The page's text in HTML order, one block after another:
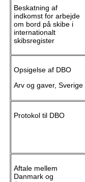
Beskatning af
indkomst for arbejde
om bord på skibe i
internationalt
skibsregister
Opsigelse af DBO
Arv og gaver, Sverige
Protokol til DBO
Aftale mellem
Danmark og